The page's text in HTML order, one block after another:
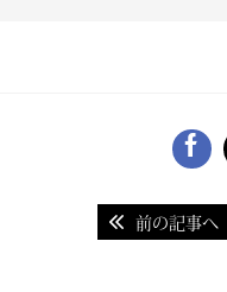
前の記事へ